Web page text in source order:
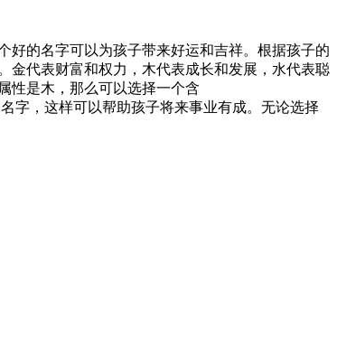
好的名字可以为孩子带来好运和吉祥。根据孩子的
金代表财富和权力，木代表成长和发展，水代表聪
性是木，那么可以选择一个含
字，这样可以帮助孩子将来事业有成。无论选择